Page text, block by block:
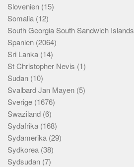
Slovenien (15)
Somalia (12)
South Georgia South Sandwich Islands
Spanien (2064)
Sri Lanka (14)
St Christopher Nevis (1)
Sudan (10)
Svalbard Jan Mayen (5)
Sverige (1676)
Swaziland (6)
Sydafrika (168)
Sydamerika (29)
Sydkorea (38)
Sydsudan (7)